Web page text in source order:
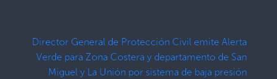
Director General de Protección Civil emite Alerta
Verde para Zona Costera y departamento de San
Miguel y La Unión por sistema de baja presión